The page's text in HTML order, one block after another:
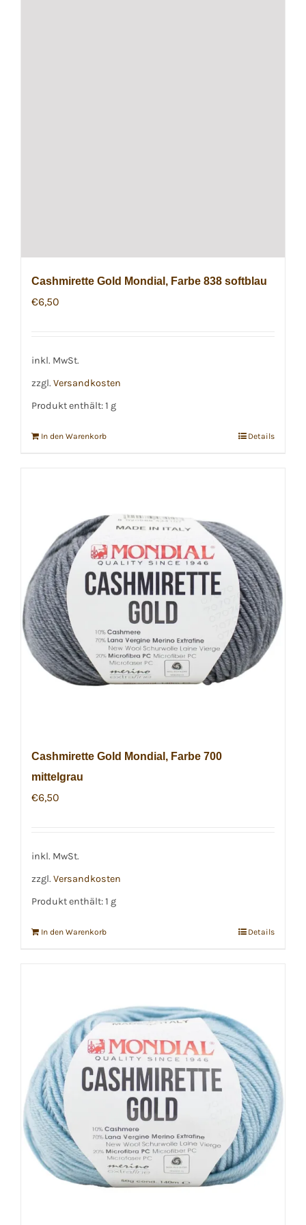
Cashmirette Gold Mondial, Farbe 838 softblau
€6,50
inkl. MwSt.
zzgl. Versandkosten
Produkt enthält: 1 g
In den Warenkorb Details
Cashmirette Gold Mondial, Farbe 700
mittelgrau
€6,50
inkl. MwSt.
zzgl. Versandkosten
Produkt enthält: 1 g
In den Warenkorb Details